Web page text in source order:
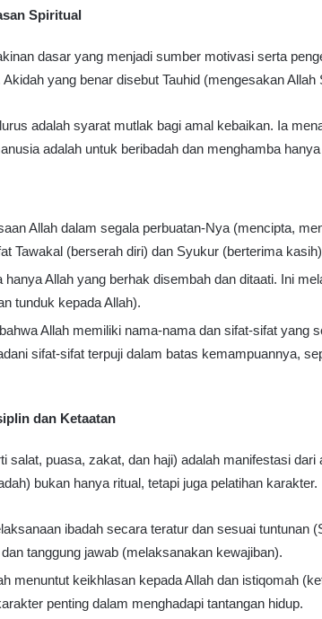
Spiritual
dasar yang menjadi sumber motivasi serta
yang benar disebut Tauhid (mengesakan Allah
adalah syarat mutlak bagi amal kebaikan. Ia
adalah untuk beribadah dan menghamba
Allah dalam segala perbuatan-Nya (mencipta,
Tawakal (berserah diri) dan Syukur (berterima
Allah yang berhak disembah dan ditaati. Ini
tunduk kepada Allah).
Allah memiliki nama-nama dan sifat-sifat yang
sifat-sifat terpuji dalam batas kemampuannya,
dan Ketaatan
salat, puasa, zakat, dan haji) adalah manifestasi dari
bukan hanya ritual, tetapi juga pelatihan karakter.
ibadah secara teratur dan sesuai tuntunan
tanggung jawab (melaksanakan kewajiban).
menuntut keikhlasan kepada Allah dan istiqomah
penting dalam menghadapi tantangan hidup.